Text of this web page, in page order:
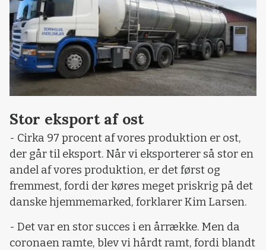
Stor eksport af ost
- Cirka 97 procent af vores produktion er ost,
der går til eksport. Når vi eksporterer så stor en
andel af vores produktion, er det først og
fremmest, fordi der køres meget priskrig på det
danske hjemmemarked, forklarer Kim Larsen.
- Det var en stor succes i en årrække. Men da
coronaen ramte, blev vi hårdt ramt, fordi blandt